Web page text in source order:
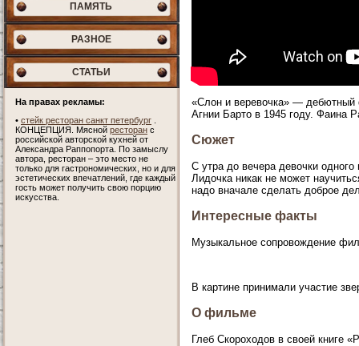
ПАМЯТЬ
РАЗНОЕ
СТАТЬИ
На правах рекламы:
• стейк ресторан санкт петербург
КОНЦЕПЦИЯ. Мясной ресторан с
российской авторской кухней от
Александра Раппопорта. По замыслу
автора, ресторан – это место не
только для гастрономических, но и для
эстетических впечатлений, где каждый
гость может получить свою порцию
искусства.
«Слон и веревочка» —
Агнии Барто в 1945 году. Фаина
Сюжет
С утра до вечера девочки
Лидочка никак не может
надо вначале сделать доброе
Интересные факты
Музыкальное сопровождение
В картине принимали участие
О фильме
Глеб Скороходов в своей книге